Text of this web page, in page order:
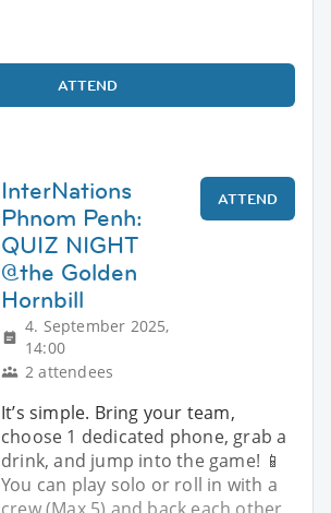
ATTEND
InterNations
Phnom Penh:
QUIZ NIGHT
@the Golden
Hornbill
4. September 2025,
14:00
2 attendees
ATTEND
It’s simple. Bring your team,
choose 1 dedicated phone, grab a
drink, and jump into the game! 📱
You can play solo or roll in with a